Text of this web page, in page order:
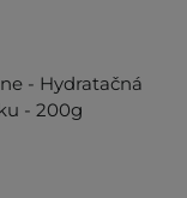
- Hydratačná
- 200g